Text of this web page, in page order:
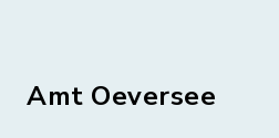
Amt Oeversee